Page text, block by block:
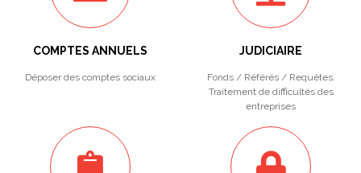
COMPTES ANNUELS
Déposer des comptes sociaux
JUDICIAIRE
Fonds / Référés / Requêtes.
Traitement de difficultés des
entreprises